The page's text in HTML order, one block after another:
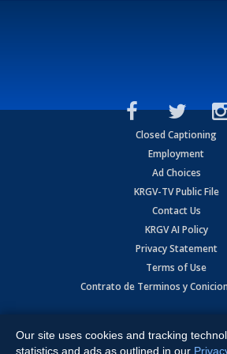
Closed Captioning
Employment
Ad Choices
KRGV-TV Public File
Contact Us
KRGV AI Policy
Privacy Statement
Terms of Use
Contrato de Terminos y
Expressway, Weslaco, TX 78596.
Our site uses cookies and tracking
statistics and ads as outlined in our